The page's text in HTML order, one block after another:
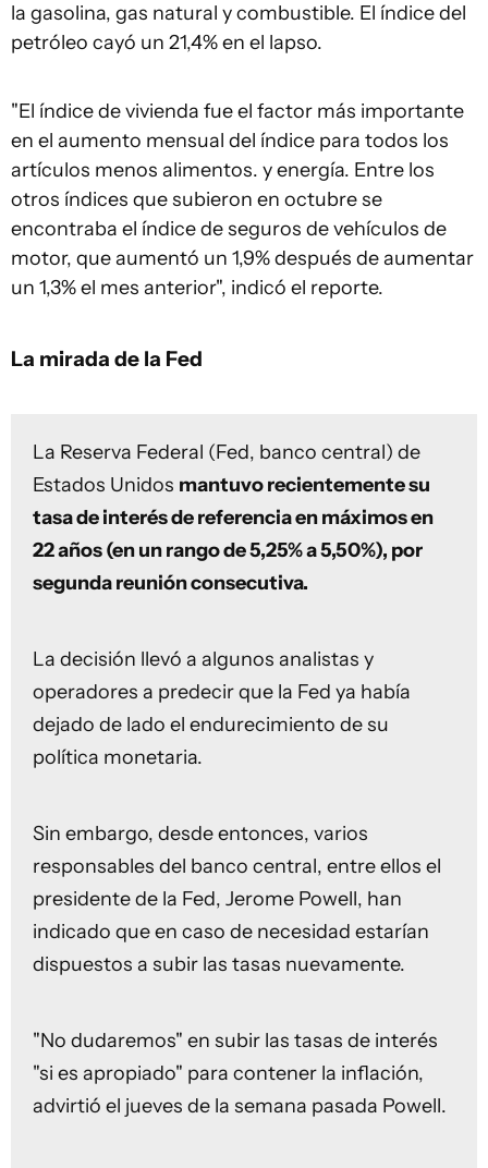
la gasolina, gas natural y combustible. El índice del
petróleo cayó un 21,4% en el lapso.
"El índice de vivienda fue el factor más importante
en el aumento mensual del índice para todos los
artículos menos alimentos. y energía. Entre los
otros índices que subieron en octubre se
encontraba el índice de seguros de vehículos de
motor, que aumentó un 1,9% después de aumentar
un 1,3% el mes anterior", indicó el reporte.
La mirada de la Fed
La Reserva Federal (Fed, banco central) de
Estados Unidos mantuvo recientemente su
tasa de interés de referencia en máximos en
22 años (en un rango de 5,25% a 5,50%), por
segunda reunión consecutiva.
La decisión llevó a algunos analistas y
operadores a predecir que la Fed ya había
dejado de lado el endurecimiento de su
política monetaria.
Sin embargo, desde entonces, varios
responsables del banco central, entre ellos el
presidente de la Fed, Jerome Powell, han
indicado que en caso de necesidad estarían
dispuestos a subir las tasas nuevamente.
"No dudaremos" en subir las tasas de interés
"si es apropiado" para contener la inflación,
advirtió el jueves de la semana pasada Powell.